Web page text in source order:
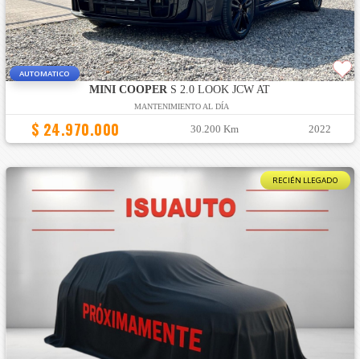
AUTOMATICO
MINI COOPERS 2.0 LOOK JCW AT
MANTENIMIENTO AL DÍA
$ 24.970.000 30.200 Km 2022
RECIÉN LLEGADO